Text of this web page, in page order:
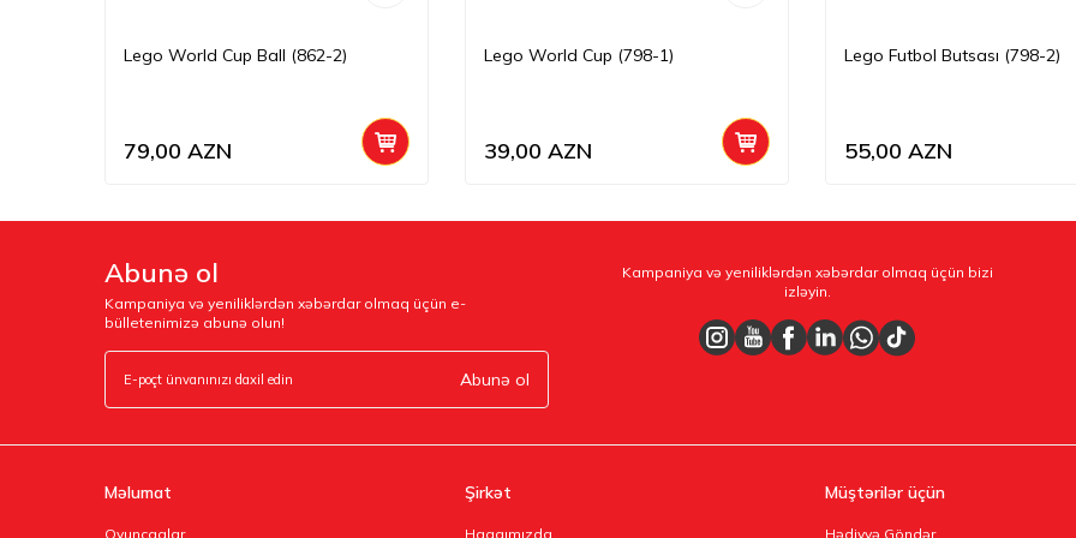
Lego World Cup Ball (862-2)
79,00 AZN
Lego World Cup (798-1)
39,00 AZN
Lego Futbol Butsası (798-2)
55,00 AZN
Abunə ol
Kampaniya və yeniliklərdən xəbərdar olmaq üçün e-
bülletenimizə abunə olun!
Abunə ol
Kampaniya və yeniliklərdən xəbərdar olmaq üçün bizi
izləyin.
Məlumat
Oyuncaqlar
Şirkət
Haqqımızda
Müştərilər üçün
Hədiyyə Göndər